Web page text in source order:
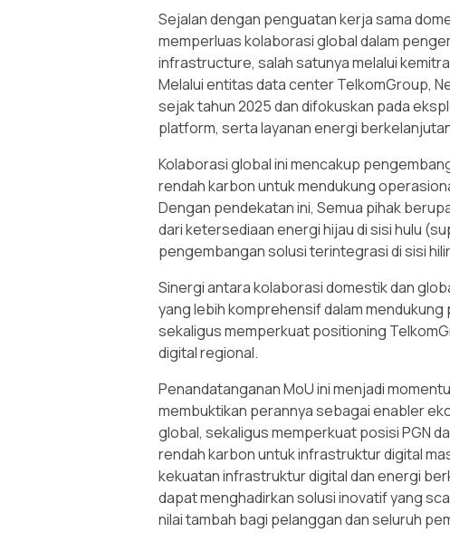
Sejalan dengan penguatan kerja sama
memperluas kolaborasi global dalam
infrastructure, salah satunya melalui
Melalui entitas data center TelkomGroup,
sejak tahun 2025 dan difokuskan pada
platform, serta layanan energi
Kolaborasi global ini mencakup
rendah karbon untuk mendukung
Dengan pendekatan ini, Semua pihak
dari ketersediaan energi hijau di sisi hulu
pengembangan solusi terintegrasi di sisi
Sinergi antara kolaborasi domestik dan
yang lebih komprehensif dalam
sekaligus memperkuat positioning
digital regional.
Penandatanganan MoU ini menjadi
membuktikan perannya sebagai enabler
global, sekaligus memperkuat posisi PGN
rendah karbon untuk infrastruktur digital
kekuatan infrastruktur digital dan energi
dapat menghadirkan solusi inovatif yang
nilai tambah bagi pelanggan dan seluruh